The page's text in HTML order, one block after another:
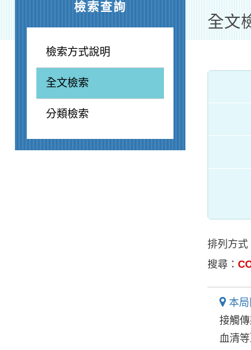
檢索查詢
檢索方式說明
全文檢索
分類檢索
全文
排列方式
搜尋：
本
接觸
血清